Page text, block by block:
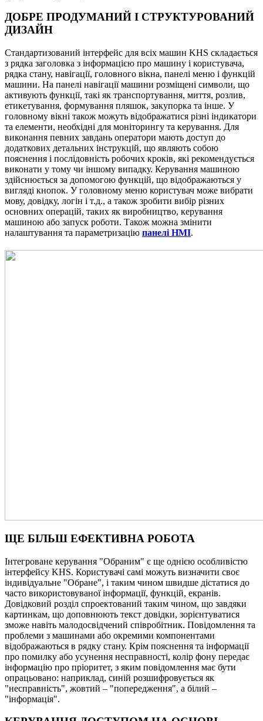
ДОБРЕ ПРОДУМАНИЙ І СТРУКТУРОВАНИЙ
ДИЗАЙН
Стандартизований інтерфейс для всіх машин KHS складається
з рядка заголовка з інформацією про машину і користувача,
рядка стану, навігації, головного вікна, панелі меню і функцій
машини. На панелі навігації машини розміщені символи, що
активують функції, такі як транспортування, миття, розлив,
етикетування, формування пляшок, закупорка та інше. У
головному вікні також можуть відображатися різні індикатори
та елементи, необхідні для моніторингу та керування. Для
виконання певних завдань оператори мають доступ до
додаткових детальних інструкцій, що являють собою
пояснення і послідовність робочих кроків, які рекомендується
виконати у тому чи іншому випадку. Керування машиною
здійснюється за допомогою функцій, що відображаються у
вигляді кнопок. У головному меню користувач може вибрати
мову, довідку, логін і т.д., а також зробити вибір різних
основних операцій, таких як виробництво, керування
машиною або запуск роботи. Також можна змінити
налаштування та параметризацію панелі HMI.
ЩЕ БІЛЬШ ЕФЕКТИВНА РОБОТА
Інтегроване керування "Обраним" є ще однією особливістю
інтерфейсу KHS. Користувачі самі можуть визначити своє
індивідуальне "Обране", і таким чином швидше дістатися до
часто використовуваної інформації, функцій, екранів.
Довідковий розділ спроектований таким чином, що завдяки
картинкам, що доповнюють текст довідки, зорієнтуватися
зможе навіть малодосвідчений співробітник. Повідомлення та
проблеми з машинами або окремими компонентами
відображаються в рядку стану. Крім пояснення та інформації
про помилку або усунення несправності, колір фону передає
інформацію про пріоритет, з яким повідомлення має бути
опрацьовано: наприклад, синій розшифровується як
"несправність", жовтий – "попередження", а білий –
"інформація".